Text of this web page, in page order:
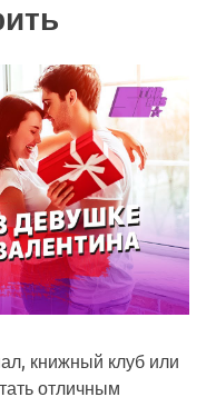
книжный клуб или
отличным